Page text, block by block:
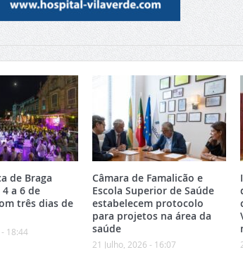
de Braga
a 6 de
três dias de
18:44
Câmara de Famalicão e
Escola Superior de Saúde
estabelecem protocolo
para projetos na área da
saúde
21 Julho, 2026 - 16:07